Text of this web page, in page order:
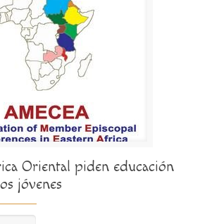
Oriental piden educación
jóvenes